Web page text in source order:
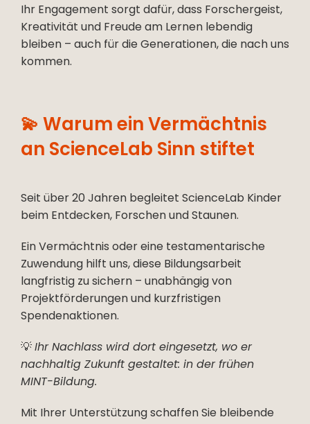
Ihr Engagement sorgt dafür, dass Forschergeist,
Kreativität und Freude am Lernen lebendig
bleiben – auch für die Generationen, die nach uns
kommen.
💫 Warum ein Vermächtnis
an ScienceLab Sinn stiftet
Seit über 20 Jahren begleitet ScienceLab Kinder
beim Entdecken, Forschen und Staunen.
Ein Vermächtnis oder eine testamentarische
Zuwendung hilft uns, diese Bildungsarbeit
langfristig zu sichern – unabhängig von
Projektförderungen und kurzfristigen
Spendenaktionen.
💡Ihr Nachlass wird dort eingesetzt, wo er
nachhaltig Zukunft gestaltet: in der frühen
MINT-Bildung.
Mit Ihrer Unterstützung schaffen Sie bleibende